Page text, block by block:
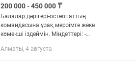
200 000 - 450 000 ₸
Балалар дәрігері-остеопаттың
командасына ұзақ мерзімге жеке
көмекші іздеймін. Міндеттері: -
қалаларына іссапарларға
Алматы, 4 августа